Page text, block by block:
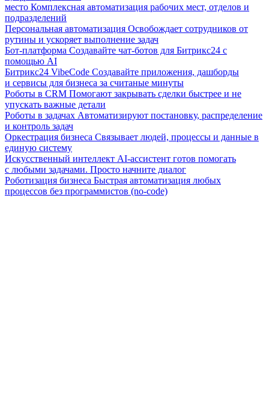
место Комплексная автоматизация рабочих мест, отделов и
подразделений
Персональная автоматизация Освобождает сотрудников от
рутины и ускоряет выполнение задач
Бот-платформа Создавайте чат-ботов для Битрикс24 с
помощью AI
Битрикс24 VibeCode Создавайте приложения, дашборды
и сервисы для бизнеса за считаные минуты
Роботы в CRM Помогают закрывать сделки быстрее и не
упускать важные детали
Роботы в задачах Автоматизируют постановку, распределение
и контроль задач
Оркестрация бизнеса Связывает людей, процессы и данные в
единую систему
Искусственный интеллект AI-ассистент готов помогать
с любыми задачами. Просто начните диалог
Роботизация бизнеса Быстрая автоматизация любых
процессов без программистов (no-code)